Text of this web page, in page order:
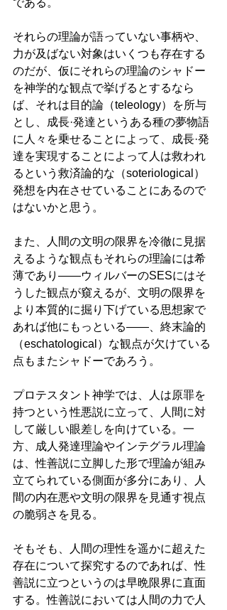
である。
それらの理論が語っていない事柄や、
力が及ばない対象はいくつも存在する
のだが、仮にそれらの理論のシャドー
を神学的な観点で挙げるとするなら
ば、それは目的論（teleology）を所与
とし、成長·発達というある種の夢物語
に人々を乗せることによって、成長·発
達を実現することによって人は救われ
るという救済論的な（soteriological）
発想を内在させていることにあるので
はないかと思う。
また、人間の文明の限界を冷徹に見据
えるような観点もそれらの理論には希
薄であり——ウィルバーのSESにはそ
うした観点が窺えるが、文明の限界を
より本質的に掘り下げている思想家で
あれば他にもっといる——、終末論的
（eschatological）な観点が欠けている
点もまたシャドーであろう。
プロテスタント神学では、人は原罪を
持つという性悪説に立って、人間に対
して厳しい眼差しを向けている。一
方、成人発達理論やインテグラル理論
は、性善説に立脚した形で理論が組み
立てられている側面が多分にあり、人
間の内在悪や文明の限界を見通す視点
の脆弱さを見る。
そもそも、人間の理性を遥かに超えた
存在について探究するのであれば、性
善説に立つというのは早晩限界に直面
する。性善説においては人間の力で人